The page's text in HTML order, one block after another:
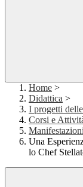
Home >
Didattica >
I progetti
Corsi e
Una
lo Chef